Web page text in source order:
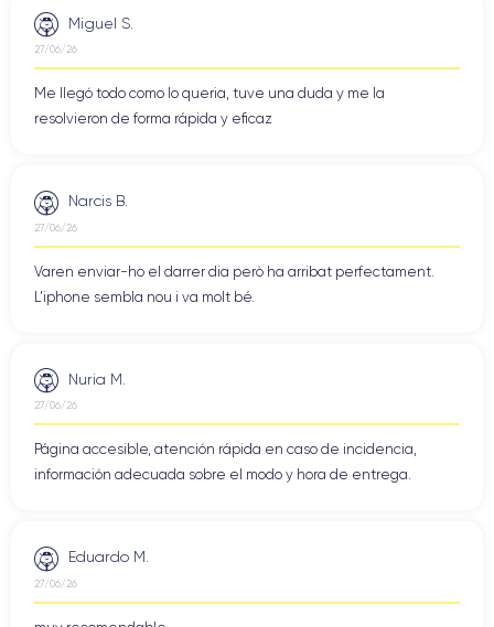
Miguel S.
27/06/26
Me llegó todo como lo queria, tuve una duda y me la
resolvieron de forma rápida y eficaz
Narcis B.
27/06/26
Varen enviar-ho el darrer dia però ha arribat perfectament.
L'iphone sembla nou i va molt bé.
Nuria M.
27/06/26
Página accesible, atención rápida en caso de incidencia,
información adecuada sobre el modo y hora de entrega.
Eduardo M.
27/06/26